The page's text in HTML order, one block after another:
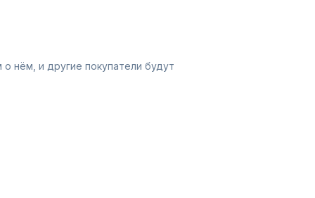
нём, и другие покупатели будут